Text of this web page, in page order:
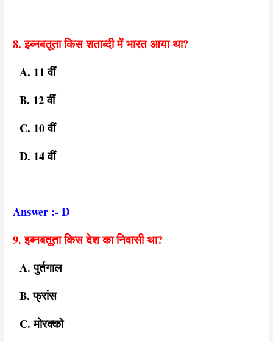
8. इब्नबतूता किस शताब्दी में भारत आया था?
A. 11 वीं
B. 12 वीं
C. 10 वीं
D. 14 वीं
Answer :- D
9. इब्नबतूता किस देश का निवासी था?
A. पुर्तगाल
B. फ्रांस
C. मोरक्को